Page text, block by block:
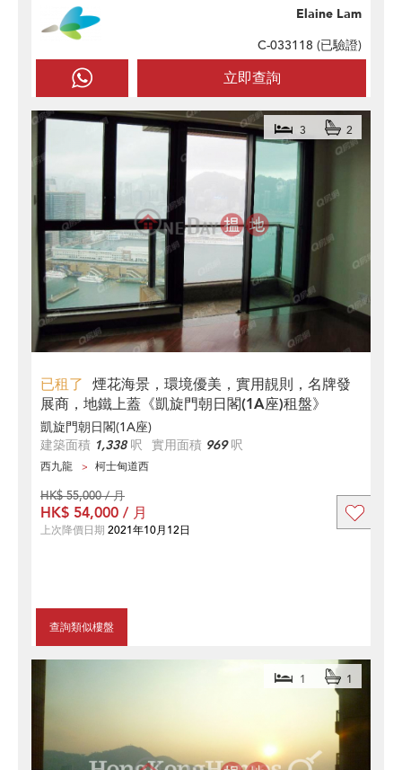
立即查詢
Elaine Lam
C-033118 (已驗證)
已租了 煙花海景，環境優美，實用靚則，名牌發
展商，地鐵上蓋《凱旋門朝日閣(1A座)租盤》
3 2
凱旋門朝日閣(1A座)
建築面積 1,338呎 實用面積 969呎
西九龍 柯士甸道西
查詢類似樓盤
HK$ 55,000 / 月
HK$ 54,000 / 月
上次降價日期 2021年10月12日
1 1